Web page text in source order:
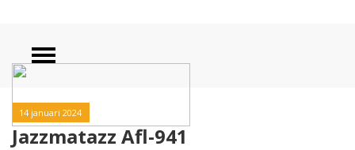
14 januari 2024
Jazzmatazz Afl-941